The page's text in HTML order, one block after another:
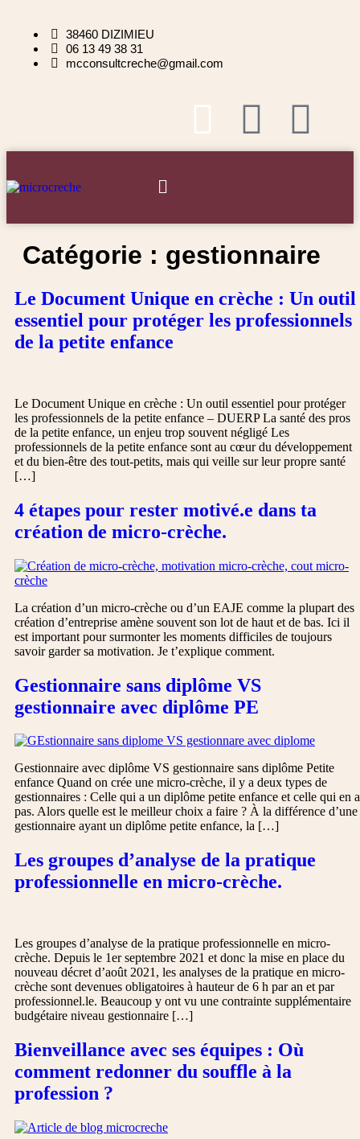
38460 DIZIMIEU
06 13 49 38 31
mcconsultcreche@gmail.com
Catégorie : gestionnaire
Le Document Unique en crèche : Un outil
essentiel pour protéger les professionnels
de la petite enfance
Le Document Unique en crèche : Un outil essentiel pour protéger
les professionnels de la petite enfance – DUERP La santé des pros
de la petite enfance, un enjeu trop souvent négligé Les
professionnels de la petite enfance sont au cœur du développement
et du bien-être des tout-petits, mais qui veille sur leur propre santé
[…]
4 étapes pour rester motivé.e dans ta
création de micro-crèche.
La création d’un micro-crèche ou d’un EAJE comme la plupart des
création d’entreprise amène souvent son lot de haut et de bas. Ici il
est important pour surmonter les moments difficiles de toujours
savoir garder sa motivation. Je t’explique comment.
Gestionnaire sans diplôme VS
gestionnaire avec diplôme PE
Gestionnaire avec diplôme VS gestionnaire sans diplôme Petite
enfance Quand on crée une micro-crèche, il y a deux types de
gestionnaires : Celle qui a un diplôme petite enfance et celle qui en a
pas. Alors quelle est le meilleur choix a faire ? À la différence d’une
gestionnaire ayant un diplôme petite enfance, la […]
Les groupes d’analyse de la pratique
professionnelle en micro-crèche.
Les groupes d’analyse de la pratique professionnelle en micro-
crèche. Depuis le 1er septembre 2021 et donc la mise en place du
nouveau décret d’août 2021, les analyses de la pratique en micro-
crèche sont devenues obligatoires à hauteur de 6 h par an et par
professionnel.le. Beaucoup y ont vu une contrainte supplémentaire
budgétaire niveau gestionnaire […]
Bienveillance avec ses équipes : Où
comment redonner du souffle à la
profession ?